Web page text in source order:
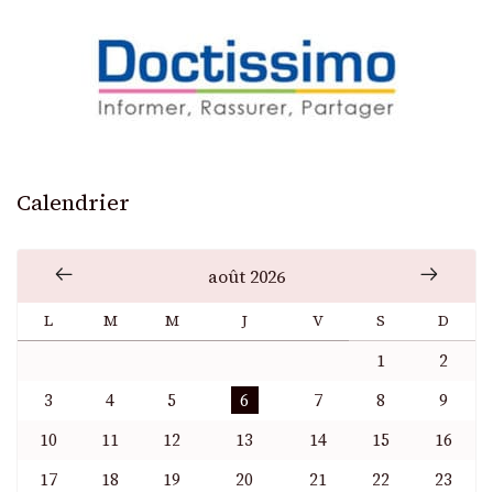
Calendrier
août 2026
L M M J V S D
1
2
3
4 5 6 7 8
9
10
11 12 13 14 15
16
17
18 19 20 21 22
23